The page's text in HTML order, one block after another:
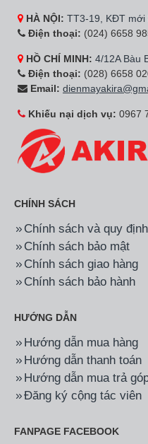
HÀ NỘI: TT3-19, KĐT mới
Điện thoại: (024) 6658
HỒ CHÍ MINH: 4/12A Bàu
Điện thoại: (028) 6658
Email:
Khiếu nại dịch vụ: 0967
CHÍNH SÁCH
Chính sách và quy định
Chính sách bảo mật
Chính sách giao hàng
Chính sách bảo hành
HƯỚNG DẪN
Hướng dẫn mua hàng
Hướng dẫn thanh toán
Hướng dẫn mua trả
Đăng ký cộng tác viên
FANPAGE FACEBOOK